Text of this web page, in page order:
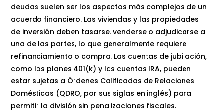
deudas suelen ser los aspectos más complejos de un
acuerdo financiero. Las viviendas y las propiedades
de inversión deben tasarse, venderse o adjudicarse a
una de las partes, lo que generalmente requiere
refinanciamiento o compra. Las cuentas de jubilación,
como los planes 401(k) y las cuentas IRA, pueden
estar sujetas a Órdenes Calificadas de Relaciones
Domésticas (QDRO, por sus siglas en inglés) para
permitir la división sin penalizaciones fiscales.